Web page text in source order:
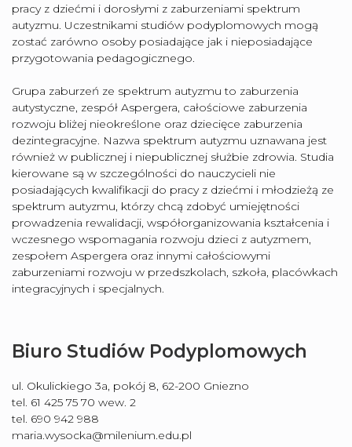
pracy z dziećmi i dorosłymi z zaburzeniami spektrum
autyzmu. Uczestnikami studiów podyplomowych mogą
zostać zarówno osoby posiadające jak i nieposiadające
przygotowania pedagogicznego.
Grupa zaburzeń ze spektrum autyzmu to zaburzenia
autystyczne, zespół Aspergera, całościowe zaburzenia
rozwoju bliżej nieokreślone oraz dziecięce zaburzenia
dezintegracyjne. Nazwa spektrum autyzmu uznawana jest
również w publicznej i niepublicznej służbie zdrowia. Studia
kierowane są w szczególności do nauczycieli nie
posiadających kwalifikacji do pracy z dziećmi i młodzieżą ze
spektrum autyzmu, którzy chcą zdobyć umiejętności
prowadzenia rewalidacji, współorganizowania kształcenia i
wczesnego wspomagania rozwoju dzieci z autyzmem,
zespołem Aspergera oraz innymi całościowymi
zaburzeniami rozwoju w przedszkolach, szkoła, placówkach
integracyjnych i specjalnych.
Biuro Studiów Podyplomowych
ul. Okulickiego 3a, pokój 8, 62-200 Gniezno
tel. 61 425 75 70 wew. 2
tel. 690 942 988
maria.wysocka@milenium.edu.pl